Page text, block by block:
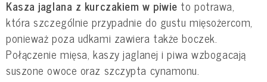
Kasza jaglana z kurczakiem w piwie to potrawa,
która szczególnie przypadnie do gustu mięsożercom,
ponieważ poza udkami zawiera także boczek.
Połączenie mięsa, kaszy jaglanej i piwa wzbogacają
suszone owoce oraz szczypta cynamonu.